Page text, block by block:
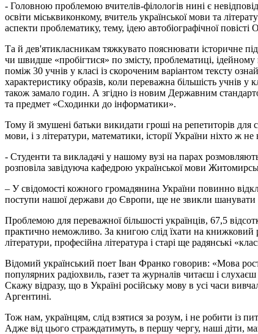
- Головною проблемою вчителів-філологів нині є
освіти міськвиконкому, вчитель української мови та
аспекти проблематику, тему, ідею автобіографічної
Та й дев'ятикласникам тяжкувато пояснювати історичне
чи швидше «пробігтися» по змісту, проблематиці,
поміж 30 учнів у класі із скороченим варіантом тексту
характеристику образів, коли переважна більшість учнів
також замало годин. А згідно із новим Державним
та предмет «Сходинки до інформатики».
Тому й змушені батьки викидати гроші на репетиторів для
мови, і з літератури, математики, історії України ніхто ж
- Студенти та викладачі у нашому вузі на парах
розповіла завідуюча кафедрою української мови
– У свідомості кожного громадянина України повинно
поступи нашої держави до Європи, ще не звикли шанувати
Проблемою для переважної більшості українців, 67,5
практично неможливо. За книгою слід їхати на книжковий
літератури, професійна література і старі ще радянські
Відомий український поет Іван Франко говорив: «Мова
популярних радіохвиль, газет та журналів читаєш і
Скажу відразу, що в Україні російську мову в усі часи
Аргентині.
Тож нам, українцям, слід взятися за розум, і не робити із
Адже від цього страждатимуть, в першу чергу, наші діти,